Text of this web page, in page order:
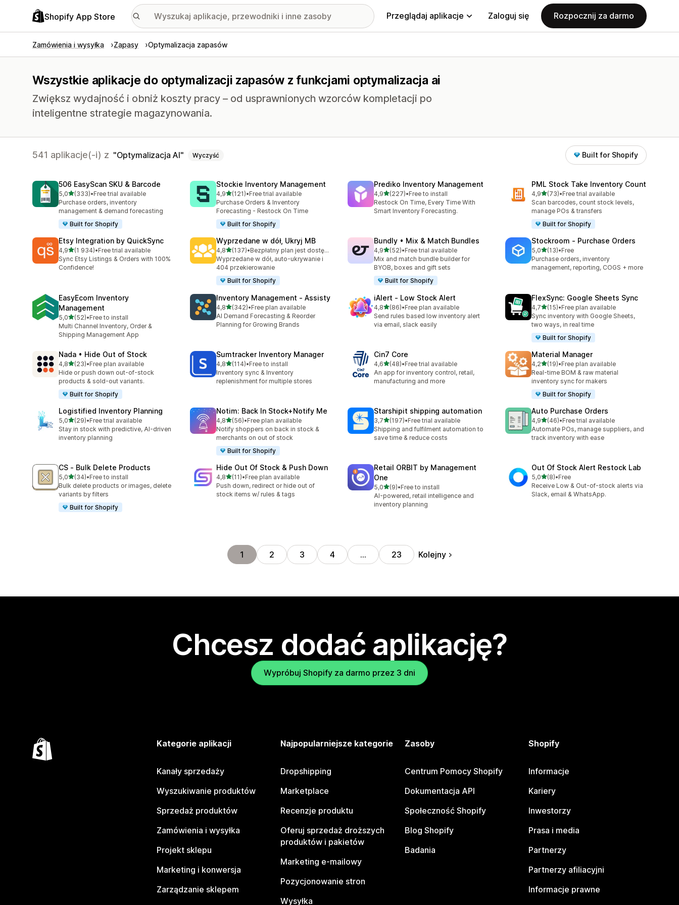
Shopify App Store Przeglądaj aplikacje Zaloguj się Rozpocznij za darmo
Zamówienia i wysyłka Zapasy Optymalizacja zapasów
Wszystkie aplikacje do optymalizacji zapasów z funkcjami optymalizacja ai
Zwiększ wydajność i obniż koszty pracy – od usprawnionych wzorców kompletacji po
inteligentne strategie magazynowania.
541 aplikacje(-i) z Optymalizacja AI Wyczyść Built for Shopify
506 EasyScan SKU & Barcode
5,0na 5 gwiazdek
(333)
Łączna liczba recenzji: 333
•Free trial available
Purchase orders, inventory
management & demand forecasting
Built for Shopify
Stockie Inventory Management
4,9na 5 gwiazdek
(121)
Łączna liczba recenzji: 121
•Free trial available
Purchase Orders & Inventory
Forecasting - Restock On Time
Built for Shopify
Prediko Inventory Management
4,9na 5 gwiazdek
(227)
Łączna liczba recenzji: 227
•Free to install
Restock On Time, Every Time With
Smart Inventory Forecasting.
PML Stock Take Inventory Count
4,9na 5 gwiazdek
(73)
Łączna liczba recenzji: 73
•Free trial available
Scan barcodes, count stock levels,
manage POs & transfers
Built for Shopify
Etsy Integration by QuickSync
4,9na 5 gwiazdek
(1 934)
Łączna liczba recenzji: 1934
•Free trial available
Sync Etsy Listings & Orders with 100%
Confidence!
Wyprzedane w dół, Ukryj MB
4,8na 5 gwiazdek
(137)
Łączna liczba recenzji: 137
•
Bezpłatny plan jest dostępny
Wyprzedane w dół, auto-ukrywanie i
404 przekierowanie
Built for Shopify
Bundly • Mix & Match Bundles
4,9na 5 gwiazdek
(52)
Łączna liczba recenzji: 52
•Free trial available
Mix and match bundle builder for
BYOB, boxes and gift sets
Built for Shopify
Stockroom ‑ Purchase Orders
5,0na 5 gwiazdek
(13)
Łączna liczba recenzji: 13
•Free
Purchase orders, inventory
management, reporting, COGS + more
EasyEcom Inventory
Management
5,0na 5 gwiazdek
(52)
Łączna liczba recenzji: 52
•Free to install
Multi Channel Inventory, Order &
Shipping Management App
Inventory Management ‑ Assisty
4,8na 5 gwiazdek
(342)
Łączna liczba recenzji: 342
•Free plan available
AI Demand Forecasting & Reorder
Planning for Growing Brands
iAlert ‑ Low Stock Alert
4,8na 5 gwiazdek
(86)
Łączna liczba recenzji: 86
•Free plan available
Send rules based low inventory alert
via email, slack easily
FlexSync: Google Sheets Sync
4,7na 5 gwiazdek
(15)
Łączna liczba recenzji: 15
•Free plan available
Sync inventory with Google Sheets,
two ways, in real time
Built for Shopify
Nada • Hide Out of Stock
4,8na 5 gwiazdek
(23)
Łączna liczba recenzji: 23
•Free plan available
Hide or push down out-of-stock
products & sold-out variants.
Built for Shopify
Sumtracker Inventory Manager
4,8na 5 gwiazdek
(114)
Łączna liczba recenzji: 114
•Free to install
Inventory sync & Inventory
replenishment for multiple stores
Cin7 Core
4,6na 5 gwiazdek
(48)
Łączna liczba recenzji: 48
•Free trial available
An app for inventory control, retail,
manufacturing and more
Material Manager
4,2na 5 gwiazdek
(19)
Łączna liczba recenzji: 19
•Free plan available
Real-time BOM & raw material
inventory sync for makers
Built for Shopify
Logistified Inventory Planning
5,0na 5 gwiazdek
(29)
Łączna liczba recenzji: 29
•Free trial available
Stay in stock with predictive, AI-driven
inventory planning
Notim: Back In Stock+Notify Me
4,8na 5 gwiazdek
(56)
Łączna liczba recenzji: 56
•Free plan available
Notify shoppers on back in stock &
merchants on out of stock
Built for Shopify
Starshipit shipping automation
3,7na 5 gwiazdek
(197)
Łączna liczba recenzji: 197
•Free trial available
Shipping and fulfilment automation to
save time & reduce costs
Auto Purchase Orders
4,9na 5 gwiazdek
(46)
Łączna liczba recenzji: 46
•Free trial available
Automate POs, manage suppliers, and
track inventory with ease
CS ‑ Bulk Delete Products
5,0na 5 gwiazdek
(34)
Łączna liczba recenzji: 34
•Free to install
Bulk delete products or images, delete
variants by filters
Built for Shopify
Hide Out Of Stock & Push Down
4,8na 5 gwiazdek
(11)
Łączna liczba recenzji: 11
•Free plan available
Push down, redirect or hide out of
stock items w/ rules & tags
Retail ORBIT by Management
One
5,0na 5 gwiazdek
(9)
Łączna liczba recenzji: 9
•Free to install
AI-powered, retail intelligence and
inventory planning
Out Of Stock Alert Restock Lab
5,0na 5 gwiazdek
(8)
Łączna liczba recenzji: 8
•Free
Receive Low & Out-of-stock alerts via
Slack, email & WhatsApp.
1 2 3 4 … 23 Kolejny
Chcesz dodać aplikację?
Wypróbuj Shopify za darmo przez 3 dni
Kategorie aplikacji
Kanały sprzedaży
Wyszukiwanie produktów
Sprzedaż produktów
Zamówienia i wysyłka
Projekt sklepu
Marketing i konwersja
Zarządzanie sklepem
Najpopularniejsze kategorie
Dropshipping
Marketplace
Recenzje produktu
Oferuj sprzedaż droższych
produktów i pakietów
Marketing e-mailowy
Pozycjonowanie stron
Wysyłka
Zasoby
Centrum Pomocy Shopify
Dokumentacja API
Społeczność Shopify
Blog Shopify
Badania
Shopify
Informacje
Kariery
Inwestorzy
Prasa i media
Partnerzy
Partnerzy afiliacyjni
Informacje prawne